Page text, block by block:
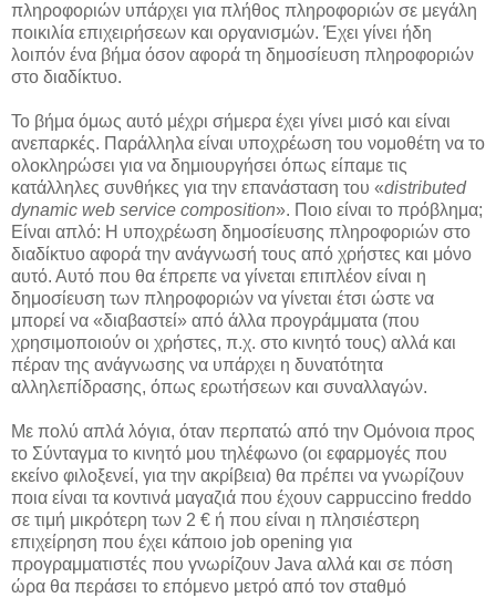
πληροφοριών υπάρχει για πλήθος πληροφοριών σε μεγάλη
ποικιλία επιχειρήσεων και οργανισμών. Έχει γίνει ήδη
λοιπόν ένα βήμα όσον αφορά τη δημοσίευση πληροφοριών
στο διαδίκτυο.
Το βήμα όμως αυτό μέχρι σήμερα έχει γίνει μισό και είναι
ανεπαρκές. Παράλληλα είναι υποχρέωση του νομοθέτη να το
ολοκληρώσει για να δημιουργήσει όπως είπαμε τις
κατάλληλες συνθήκες για την επανάσταση του «distributed
dynamic web service composition». Ποιο είναι το πρόβλημα;
Είναι απλό: Η υποχρέωση δημοσίευσης πληροφοριών στο
διαδίκτυο αφορά την ανάγνωσή τους από χρήστες και μόνο
αυτό. Αυτό που θα έπρεπε να γίνεται επιπλέον είναι η
δημοσίευση των πληροφοριών να γίνεται έτσι ώστε να
μπορεί να «διαβαστεί» από άλλα προγράμματα (που
χρησιμοποιούν οι χρήστες, π.χ. στο κινητό τους) αλλά και
πέραν της ανάγνωσης να υπάρχει η δυνατότητα
αλληλεπίδρασης, όπως ερωτήσεων και συναλλαγών.
Με πολύ απλά λόγια, όταν περπατώ από την Ομόνοια προς
το Σύνταγμα το κινητό μου τηλέφωνο (οι εφαρμογές που
εκείνο φιλοξενεί, για την ακρίβεια) θα πρέπει να γνωρίζουν
ποια είναι τα κοντινά μαγαζιά που έχουν cappuccino freddo
σε τιμή μικρότερη των 2 € ή που είναι η πλησιέστερη
επιχείρηση που έχει κάποιο job opening για
προγραμματιστές που γνωρίζουν Java αλλά και σε πόση
ώρα θα περάσει το επόμενο μετρό από τον σταθμό